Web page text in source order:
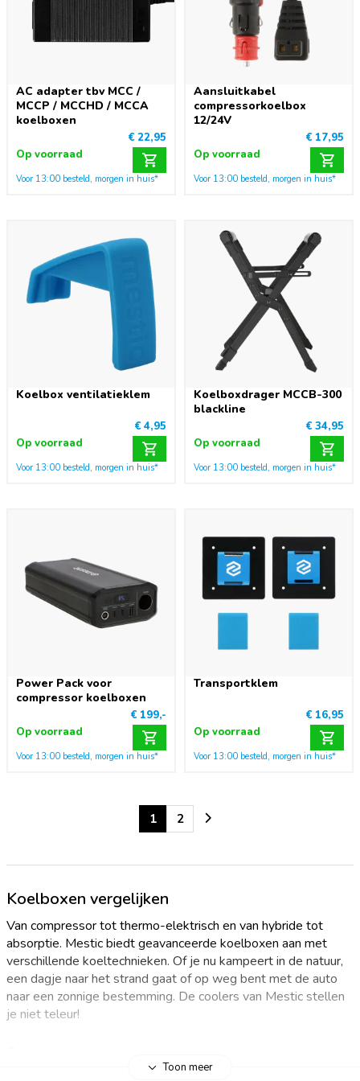
AC adapter tbv MCC /
MCCP / MCCHD / MCCA
koelboxen
€ 22,95
Op voorraad
Voor 13:00 besteld, morgen in huis*
Aansluitkabel
compressorkoelbox
12/24V
€ 17,95
Op voorraad
Voor 13:00 besteld, morgen in huis*
Koelbox ventilatieklem
€ 4,95
Op voorraad
Voor 13:00 besteld, morgen in huis*
Koelboxdrager MCCB-300
blackline
€ 34,95
Op voorraad
Voor 13:00 besteld, morgen in huis*
Power Pack voor
compressor koelboxen
€ 199,-
Op voorraad
Voor 13:00 besteld, morgen in huis*
Transportklem
€ 16,95
Op voorraad
Voor 13:00 besteld, morgen in huis*
1 2
Koelboxen vergelijken
Van compressor tot thermo-elektrisch en van hybride tot
absorptie. Mestic biedt geavanceerde koelboxen aan met
verschillende koeltechnieken. Of je nu kampeert in de natuur,
een dagje naar het strand gaat of op weg bent met de auto
naar een zonnige bestemming. De coolers van Mestic stellen
je niet teleur!
De krachtige compressor koelboxenkoelen en vriezen
Toon meer